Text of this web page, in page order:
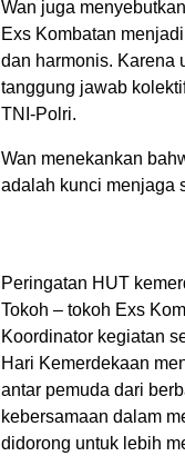
Wan juga
Exs Kombatan
dan harmonis. Karena
tanggung jawab
TNI-Polri.
Wan menekankan
adalah kunci menjaga
Peringatan HUT
Tokoh – tokoh Exs
Koordinator kegiatan
Hari Kemerdekaan
antar pemuda dari
kebersamaan dalam
didorong untuk lebih